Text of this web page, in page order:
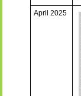
April 2025